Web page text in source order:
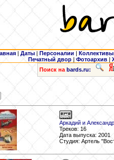
| Даты | Персоналии | Коллективы
Печатный двор |Фотоархив |
Поиск на bards.ru:
Аркадий и
Треков: 16
Дата выпуска: 2001
Студия: Артель